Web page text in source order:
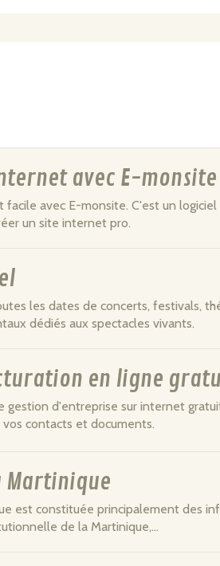
avec E-monsite
avec E-monsite. C'est un
un site internet pro.
les dates de concerts, festivals,
dédiés aux spectacles vivants.
en ligne
gestion d'entreprise sur internet
contacts et documents.
Martinique
est constituée principalement des
de la Martinique,...